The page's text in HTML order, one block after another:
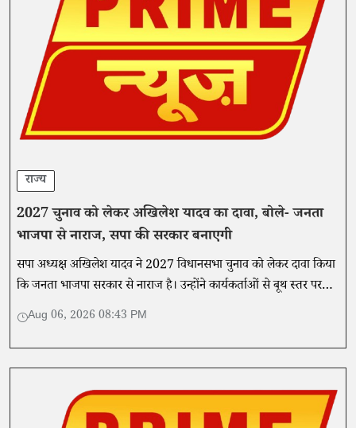
राज्य
2027 चुनाव को लेकर अखिलेश यादव का दावा, बोले- जनता
भाजपा से नाराज, सपा की सरकार बनाएगी
सपा अध्यक्ष अखिलेश यादव ने 2027 विधानसभा चुनाव को लेकर दावा किया
कि जनता भाजपा सरकार से नाराज है। उन्होंने कार्यकर्ताओं से बूथ स्तर पर
संगठन मजबूत करने की अपील की।
Aug 06, 2026 08:43 PM